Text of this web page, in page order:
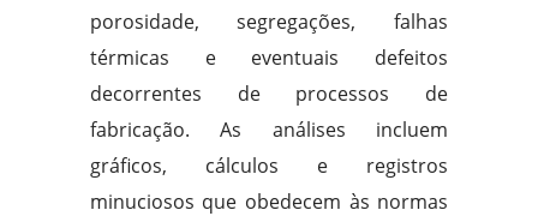
porosidade, segregações, falhas
térmicas e eventuais defeitos
decorrentes de processos de
fabricação. As análises incluem
gráficos, cálculos e registros
minuciosos que obedecem às normas